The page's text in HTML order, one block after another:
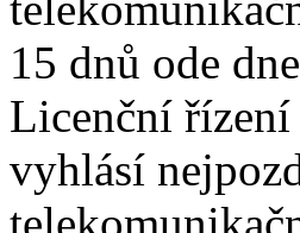
15 dnů ode
Licenční
vyhlásí